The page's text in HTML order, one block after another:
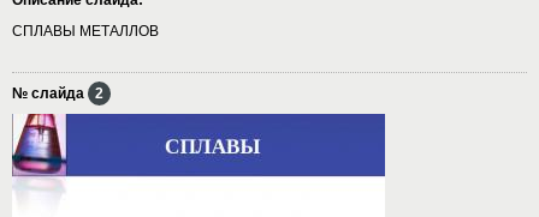
СПЛАВЫ МЕТАЛЛОВ
№ слайда 2